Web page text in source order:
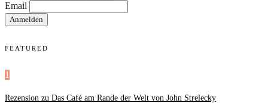
Email
FEATURED
1
Rezension zu Das Café am Rande der Welt von John Strelecky